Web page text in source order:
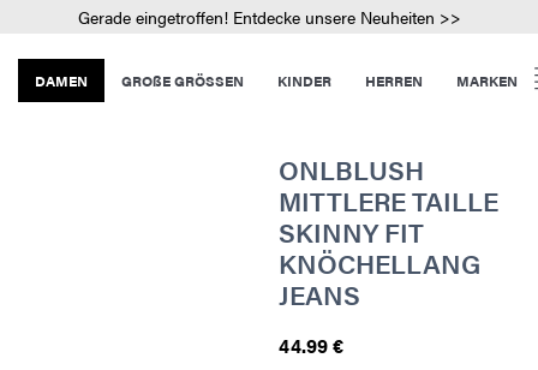
Gerade eingetroffen! Entdecke unsere Neuheiten >>
DAMEN GROßE GRÖSSEN KINDER HERREN MARKEN
ONLBLUSH
MITTLERE TAILLE
SKINNY FIT
KNÖCHELLANG
JEANS
44.99 €